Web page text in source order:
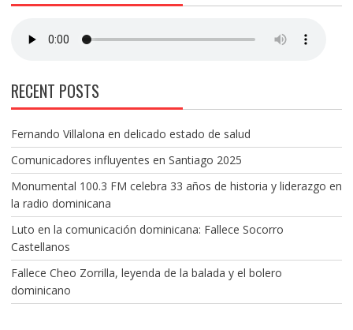
RECENT POSTS
Fernando Villalona en delicado estado de salud
Comunicadores influyentes en Santiago 2025
Monumental 100.3 FM celebra 33 años de historia y liderazgo en
la radio dominicana
Luto en la comunicación dominicana: Fallece Socorro
Castellanos
Fallece Cheo Zorrilla, leyenda de la balada y el bolero
dominicano